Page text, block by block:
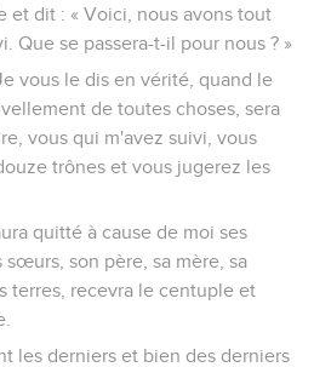
et dit : « Voici, nous avons tout
Que se passera-t-il pour nous ? »
vous le dis en vérité, quand le
de toutes choses, sera
vous qui m'avez suivi, vous
trônes et vous jugerez les
quitté à cause de moi ses
sœurs, son père, sa mère, sa
terres, recevra le centuple et
les derniers et bien des derniers